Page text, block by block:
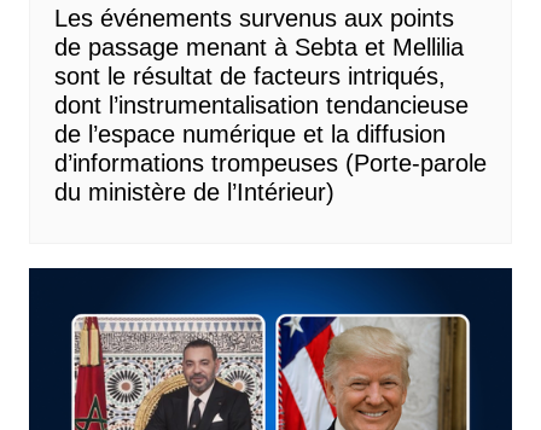
Les événements survenus aux points
de passage menant à Sebta et Mellilia
sont le résultat de facteurs intriqués,
dont l’instrumentalisation tendancieuse
de l’espace numérique et la diffusion
d’informations trompeuses (Porte-parole
du ministère de l’Intérieur)